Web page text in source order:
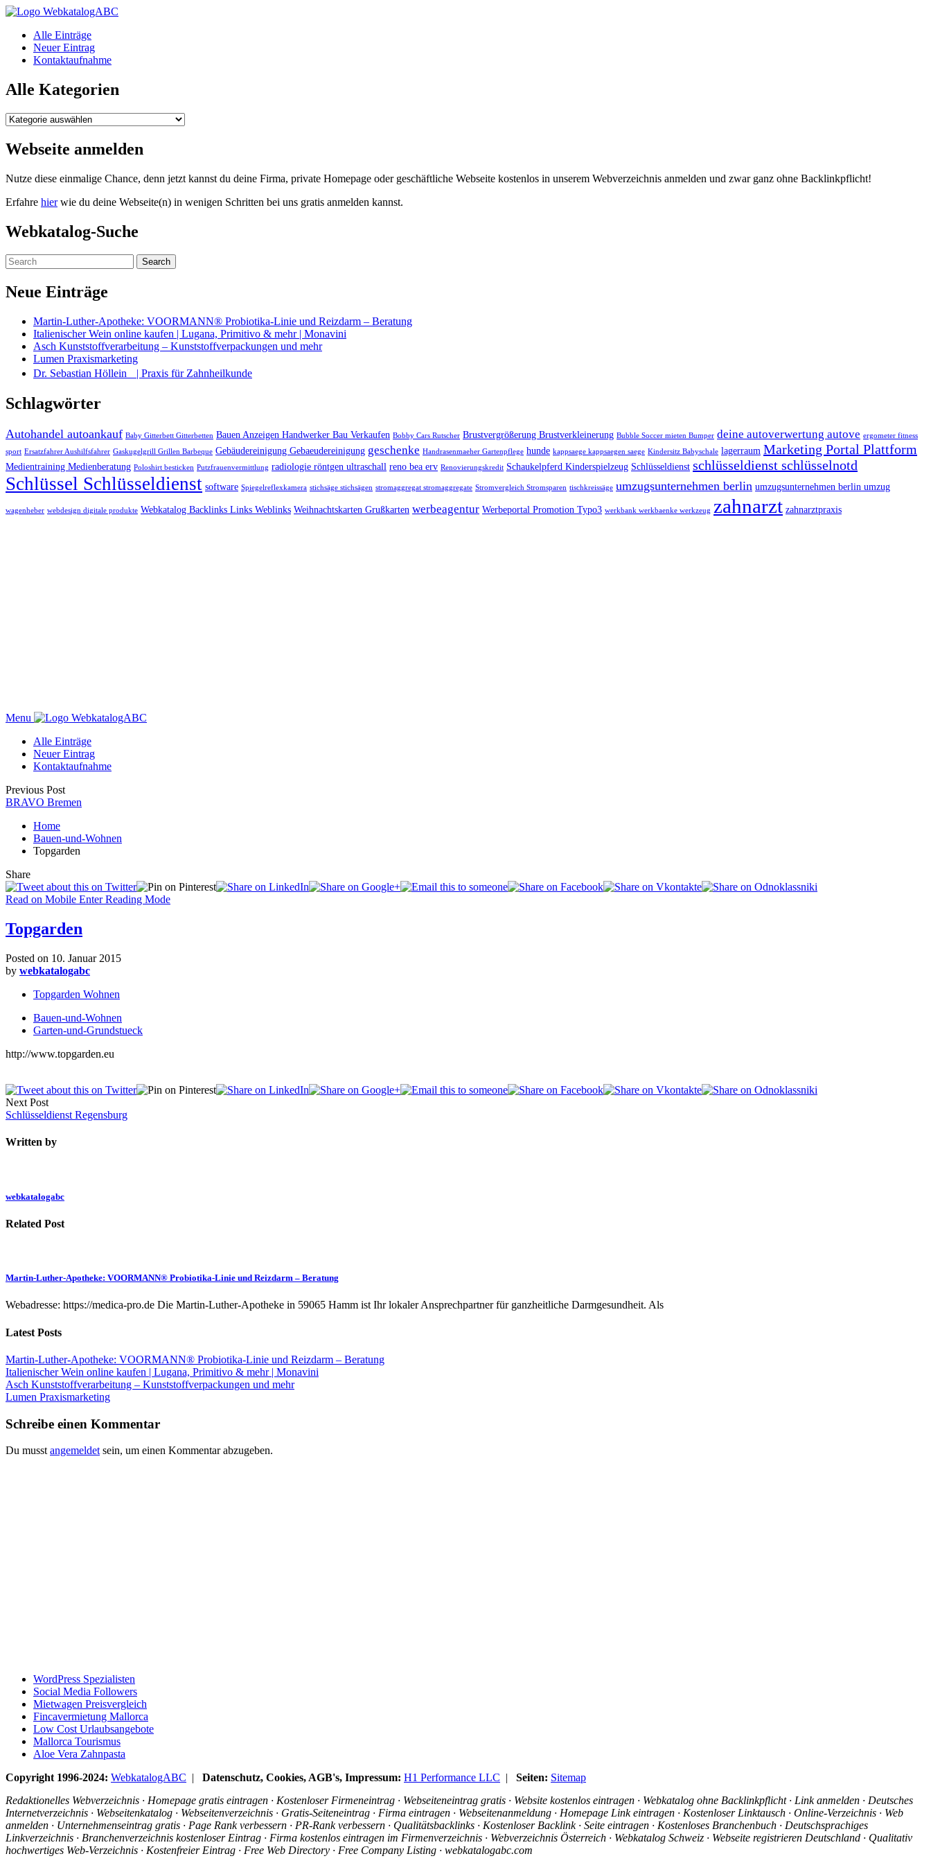
WebkatalogABC
Alle Einträge
Neuer Eintrag
Kontaktaufnahme
Alle Kategorien
Alle
Webseite anmelden
Nutze diese einmalige Chance, denn jetzt kannst du deine Firma, private Homepage oder geschäftliche Webseite kostenlos in unserem Webverzeichnis anmelden und zwar ganz ohne Backlinkpflicht!
Erfahre hierwie du deine Webseite(n) in wenigen Schritten bei uns gratis anmelden kannst.
Webkatalog-Suche
Neue Einträge
Martin-Luther-Apotheke: VOORMANN® Probiotika-Linie und Reizdarm – Beratung
Italienischer Wein online kaufen | Lugana, Primitivo & mehr | Monavini
Asch Kunststoffverarbeitung – Kunststoffverpackungen und mehr
Lumen Praxismarketing
Dr. Sebastian Höllein | Praxis für Zahnheilkunde
Schlagwörter
Autohandel autoankauf Baby Gitterbett Gitterbetten Bauen Anzeigen Handwerker Bau Verkaufen Bobby Cars Rutscher Brustvergrößerung Brustverkleinerung Bubble Soccer mieten Bumper deine autoverwertung autove ergometer fitness
sport Ersatzfahrer Aushilfsfahrer Gaskugelgrill Grillen Barbeque Gebäudereinigung Gebaeudereinigung geschenke Handrasenmaeher Gartenpflege hunde kappsaege kappsaegen saege Kindersitz Babyschale lagerraum Marketing Portal Plattform
Medientraining Medienberatung Poloshirt besticken Putzfrauenvermittlung radiologie röntgen ultraschall reno bea erv Renovierungskredit Schaukelpferd Kinderspielzeug Schlüsseldienst schlüsseldienst schlüsselnotd
Schlüssel Schlüsseldienst software Spiegelreflexkamera stichsäge stichsägen stromaggregat stromaggregate Stromvergleich Stromsparen tischkreissäge umzugsunternehmen berlin umzugsunternehmen berlin umzug
wagenheber webdesign digitale produkte Webkatalog Backlinks Links Weblinks Weihnachtskarten Grußkarten werbeagentur Werbeportal Promotion Typo3 werkbank werkbaenke werkzeug zahnarzt zahnarztpraxis
Menu
WebkatalogABC
Alle Einträge
Neuer Eintrag
Kontaktaufnahme
Previous Post
BRAVO Bremen
Home
Bauen-und-Wohnen
Topgarden
Share
Read on Mobile Enter Reading Mode
Topgarden
Posted on 10. Januar 2015
by webkatalogabc
Topgarden Wohnen
Bauen-und-Wohnen
Garten-und-Grundstueck
http://www.topgarden.eu
Next Post
Schlüsseldienst Regensburg
Written by
webkatalogabc
Related Post
Martin-Luther-Apotheke: VOORMANN® Probiotika-Linie und Reizdarm – Beratung
Webadresse: https://medica-pro.de Die Martin-Luther-Apotheke in 59065 Hamm ist Ihr lokaler Ansprechpartner für ganzheitliche Darmgesundheit. Als
Latest Posts
Martin-Luther-Apotheke: VOORMANN® Probiotika-Linie und Reizdarm – Beratung
Italienischer Wein online kaufen | Lugana, Primitivo & mehr | Monavini
Asch Kunststoffverarbeitung – Kunststoffverpackungen und mehr
Lumen Praxismarketing
Schreibe einen Kommentar
Du musst angemeldet sein, um einen Kommentar abzugeben.
WordPress Spezialisten
Social Media Followers
Mietwagen Preisvergleich
Fincavermietung Mallorca
Low Cost Urlaubsangebote
Mallorca Tourismus
Aloe Vera Zahnpasta
Copyright 1996-2024: WebkatalogABC | Datenschutz, Cookies, AGB's, Impressum: H1 Performance LLC | Seiten: Sitemap
Redaktionelles Webverzeichnis · Homepage gratis eintragen · Kostenloser Firmeneintrag · Webseiteneintrag gratis · Website kostenlos eintragen · Webkatalog ohne Backlinkpflicht · Link anmelden · Deutsches
Internetverzeichnis · Webseitenkatalog · Webseitenverzeichnis · Gratis-Seiteneintrag · Firma eintragen · Webseitenanmeldung · Homepage Link eintragen · Kostenloser Linktausch · Online-Verzeichnis · Web
anmelden · Unternehmenseintrag gratis · Page Rank verbessern · PR-Rank verbessern · Qualitätsbacklinks · Kostenloser Backlink · Seite eintragen · Kostenloses Branchenbuch · Deutschsprachiges
Linkverzeichnis · Branchenverzeichnis kostenloser Eintrag · Firma kostenlos eintragen im Firmenverzeichnis · Webverzeichnis Österreich · Webkatalog Schweiz · Webseite registrieren Deutschland · Qualitativ
hochwertiges Web-Verzeichnis · Kostenfreier Eintrag · Free Web Directory · Free Company Listing · webkatalogabc.com